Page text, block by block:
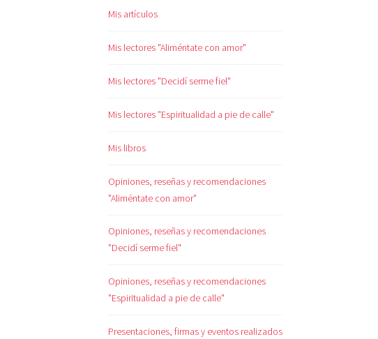
Mis artículos
Mis lectores "Aliméntate con amor"
Mis lectores "Decidí serme fiel"
Mis lectores "Espiritualidad a pie de calle"
Mis libros
Opiniones, reseñas y recomendaciones
"Aliméntate con amor"
Opiniones, reseñas y recomendaciones
"Decidí serme fiel"
Opiniones, reseñas y recomendaciones
"Espiritualidad a pie de calle"
Presentaciones, firmas y eventos realizados